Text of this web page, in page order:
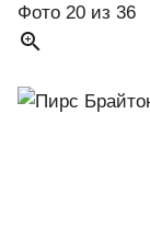
Фото 20 из 36
